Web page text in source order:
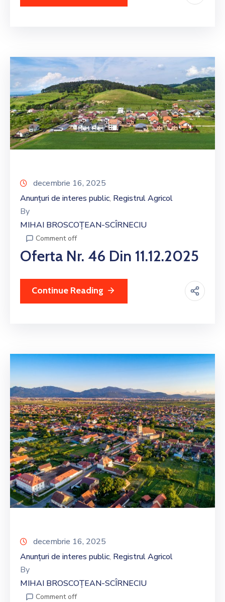
decembrie 16, 2025
Anunțuri de interes public‚ Registrul Agricol
By
MIHAI BROSCOȚEAN-SCÎRNECIU
Comment off
Oferta Nr. 46 Din 11.12.2025
Continue Reading
decembrie 16, 2025
Anunțuri de interes public‚ Registrul Agricol
By
MIHAI BROSCOȚEAN-SCÎRNECIU
Comment off